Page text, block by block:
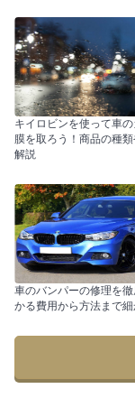
キイロビンを使って車
膜を取ろう！商品の種
解説
車のバンパーの修理を
かる費用から方法まで細